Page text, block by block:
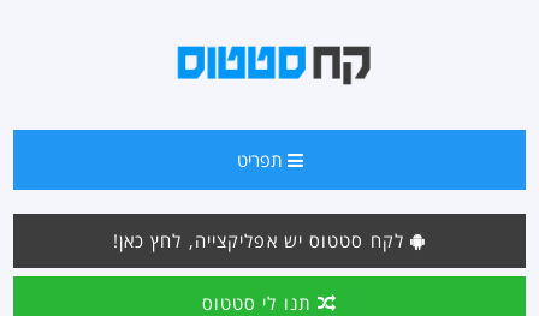
תפריט
לקח סטטוס יש אפליקצייה, לחץ כאן!
תנו לי סטטוס